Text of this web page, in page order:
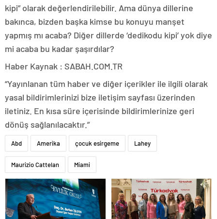
kipi” olarak değerlendirilebilir. Ama dünya dillerine
bakınca, bizden başka kimse bu konuyu manşet
yapmış mı acaba? Diğer dillerde ‘dedikodu kipi’ yok diye
mi acaba bu kadar şaşırdılar?
Haber Kaynak : SABAH.COM.TR
“Yayınlanan tüm haber ve diğer içerikler ile ilgili olarak
yasal bildirimlerinizi bize iletişim sayfası üzerinden
iletiniz. En kısa süre içerisinde bildirimlerinize geri
dönüş sağlanılacaktır.”
Abd Amerika çocuk esirgeme Lahey
Maurizio Cattelan Miami